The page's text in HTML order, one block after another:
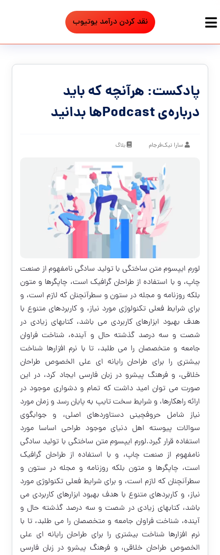
نقد کردن درآمد یوتیوب
پادکست: هرآنچه که باید
درباره‌ی Podcastها بدانید
سارا نیک‌فرجام بلاگ
لورم ایپسوم متن ساختگی با تولید سادگی نامفهوم از صنعت
چاپ، و با استفاده از طراحان گرافیک است، چاپگرها و متون
بلکه روزنامه و مجله در ستون و سطرآنچنان که لازم است، و
برای شرایط فعلی تکنولوژی مورد نیاز، و کاربردهای متنوع با
هدف بهبود ابزارهای کاربردی می باشد، کتابهای زیادی در
شصت و سه درصد گذشته حال و آینده، شناخت فراوان
جامعه و متخصصان را می طلبد، تا با نرم افزارها شناخت
بیشتری را برای طراحان رایانه ای علی الخصوص طراحان
خلاقی، و فرهنگ پیشرو در زبان فارسی ایجاد کرد، در این
صورت می توان امید داشت که تمام و دشواری موجود در
ارائه راهکارها، و شرایط سخت تایپ به پایان رسد و زمان مورد
نیاز شامل حروفچینی دستاوردهای اصلی، و جوابگوی
سوالات پیوسته اهل دنیای موجود طراحی اساسا مورد
استفاده قرار گیرد.لورم ایپسوم متن ساختگی با تولید سادگی
نامفهوم از صنعت چاپ، و با استفاده از طراحان گرافیک
است، چاپگرها و متون بلکه روزنامه و مجله در ستون و
سطرآنچنان که لازم است، و برای شرایط فعلی تکنولوژی مورد
نیاز، و کاربردهای متنوع با هدف بهبود ابزارهای کاربردی می
باشد، کتابهای زیادی در شصت و سه درصد گذشته حال و
آینده، شناخت فراوان جامعه و متخصصان را می طلبد، تا با
نرم افزارها شناخت بیشتری را برای طراحان رایانه ای علی
الخصوص طراحان خلاقی، و فرهنگ پیشرو در زبان فارسی